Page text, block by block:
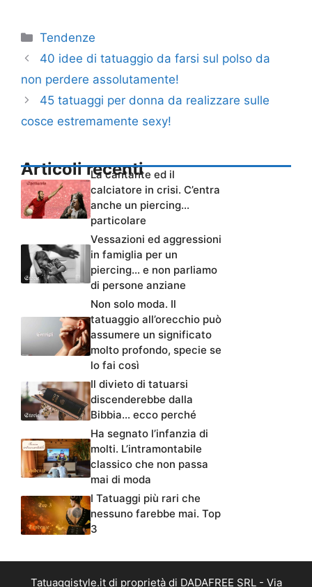
Categorie
Tendenze
40 idee di tatuaggio da farsi sul polso da
non perdere assolutamente!
45 tatuaggi per donna da realizzare sulle
cosce estremamente sexy!
Articoli recenti
La cantante ed il
calciatore in crisi. C’entra
anche un piercing…
particolare
Vessazioni ed aggressioni
in famiglia per un
piercing… e non parliamo
di persone anziane
Non solo moda. Il
tatuaggio all’orecchio può
assumere un significato
molto profondo, specie se
lo fai così
Il divieto di tatuarsi
discenderebbe dalla
Bibbia… ecco perché
Ha segnato l’infanzia di
molti. L’intramontabile
classico che non passa
mai di moda
I Tatuaggi più rari che
nessuno farebbe mai. Top
3
Tatuaggistyle.it di proprietà di DADAFREE SRL - Via